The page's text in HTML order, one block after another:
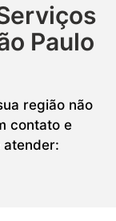
Paulo
região não
contato e
atender: